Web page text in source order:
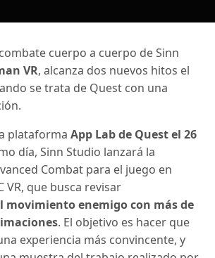
cuerpo a cuerpo de Sinn
VR, alcanza dos nuevos hitos el
se trata de Quest con una
plataformaApp Lab de Quest el 26
día, Sinn Studio lanzará la
Combat para el juego en
VR, que busca revisar
movimiento enemigo con más de
. El objetivo es hacer que
experiencia más convincente, y